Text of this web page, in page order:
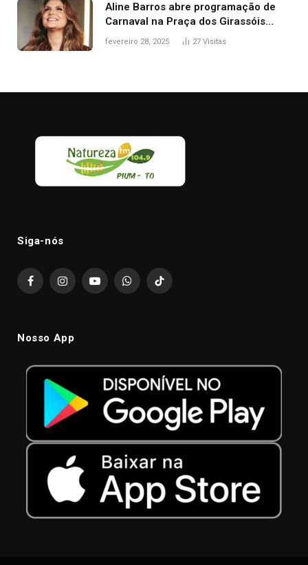
Aline Barros abre programação de
Carnaval na Praça dos Girassóis
nesta sexta-feira, em Palmas
fevereiro 28, 2025 27 Visitas
Siga-nós
FacebookInstagramYouTubeWhatsAppTikTok
Nosso App